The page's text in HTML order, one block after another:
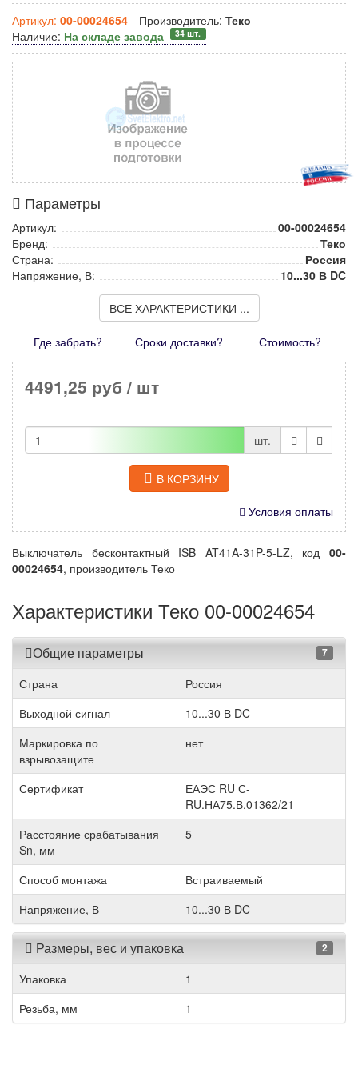
Артикул: 00-00024654 Производитель: Теко
Наличие: На складе завода 34 шт.
Параметры
Артикул:
00-00024654
Бренд:
Теко
Страна:
Россия
Напряжение, В:
10...30 В DC
ВСЕ ХАРАКТЕРИСТИКИ ...
Где забрать? Сроки доставки? Стоимость?
4491,25 руб / шт
шт.
В КОРЗИНУ
Условия оплаты
Выключатель бесконтактный ISB AT41A-31P-5-LZ, код 00-
00024654, производитель Теко
Характеристики Теко 00-00024654
Общие параметры 7
Страна
Россия
Выходной сигнал
10...30 В DC
Маркировка по
взрывозащите
нет
Сертификат
ЕАЭС RU С-
RU.НА75.В.01362/21
Расстояние срабатывания
Sn, мм
5
Способ монтажа
Встраиваемый
Напряжение, В
10...30 В DC
Размеры, вес и упаковка 2
Упаковка
1
Резьба, мм
1